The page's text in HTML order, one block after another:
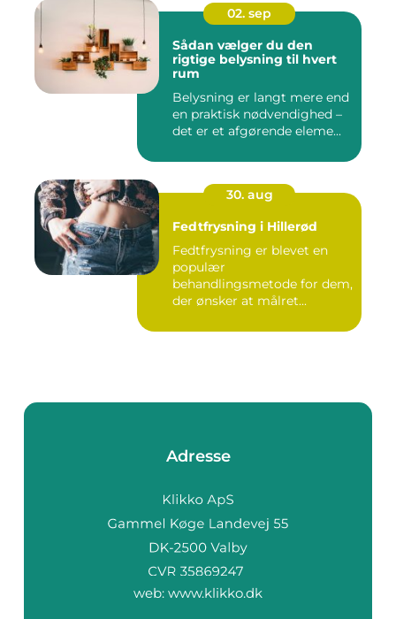
02. sep
Sådan vælger du den
rigtige belysning til hvert
rum
Belysning er langt mere end
en praktisk nødvendighed –
det er et afgørende eleme...
30. aug
Fedtfrysning i Hillerød
Fedtfrysning er blevet en
populær
behandlingsmetode for dem,
der ønsker at målret...
Adresse
web: www.klikko.dk